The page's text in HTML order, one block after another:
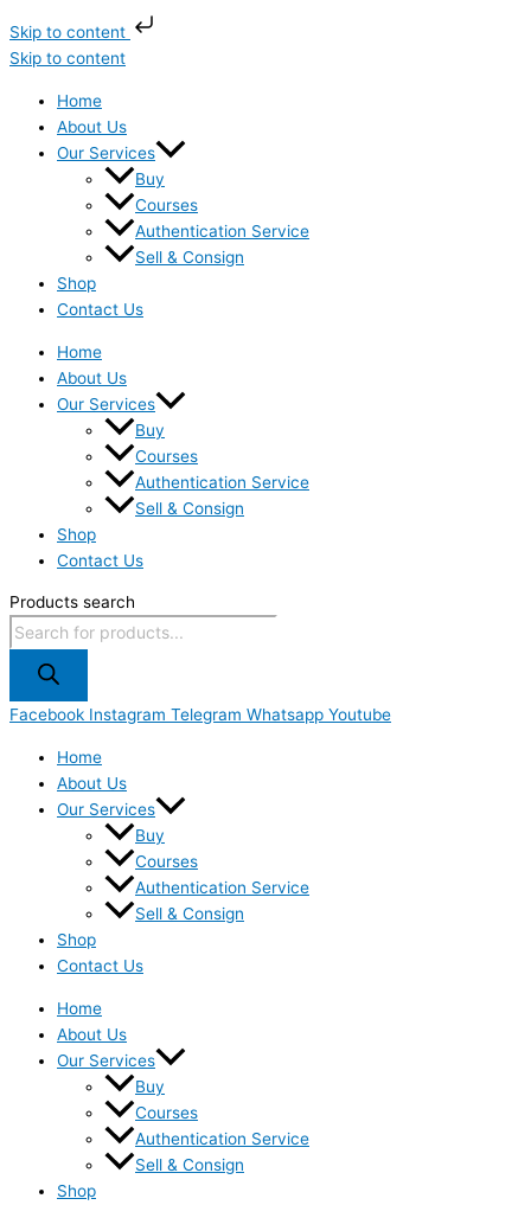
Skip to content
Skip to content
Home
About Us
Our Services
Buy
Courses
Authentication Service
Sell & Consign
Shop
Contact Us
Home
About Us
Our Services
Buy
Courses
Authentication Service
Sell & Consign
Shop
Contact Us
Products search
Facebook Instagram Telegram Whatsapp Youtube
Home
About Us
Our Services
Buy
Courses
Authentication Service
Sell & Consign
Shop
Contact Us
Home
About Us
Our Services
Buy
Courses
Authentication Service
Sell & Consign
Shop